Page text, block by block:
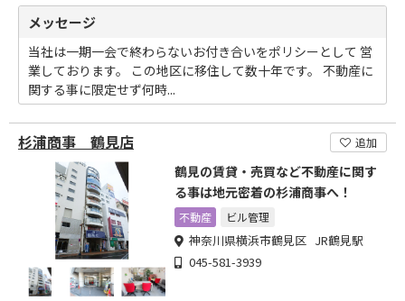
メッセージ
当社は一期一会で終わらないお付き合いをポリシーとして 営
業しております。 この地区に移住して数十年です。 不動産に
関する事に限定せず何時...
杉浦商事 鶴見店 追加
鶴見の賃貸・売買など不動産に関す
る事は地元密着の杉浦商事へ！
不動産 ビル管理
神奈川県横浜市鶴見区 JR鶴見駅
045-581-3939